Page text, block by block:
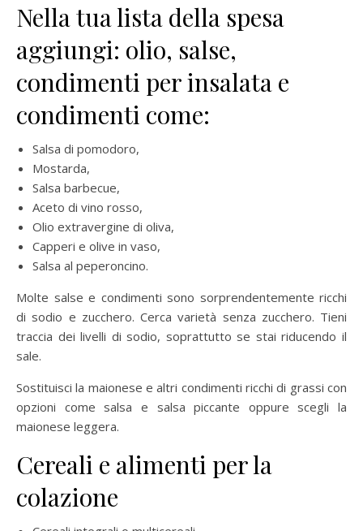
Nella tua lista della spesa
aggiungi: olio, salse,
condimenti per insalata e
condimenti come:
Salsa di pomodoro,
Mostarda,
Salsa barbecue,
Aceto di vino rosso,
Olio extravergine di oliva,
Capperi e olive in vaso,
Salsa al peperoncino.
Molte salse e condimenti sono sorprendentemente ricchi
di sodio e zucchero. Cerca varietà senza zucchero. Tieni
traccia dei livelli di sodio, soprattutto se stai riducendo il
sale.
Sostituisci la maionese e altri condimenti ricchi di grassi con
opzioni come salsa e salsa piccante oppure scegli la
maionese leggera.
Cereali e alimenti per la
colazione